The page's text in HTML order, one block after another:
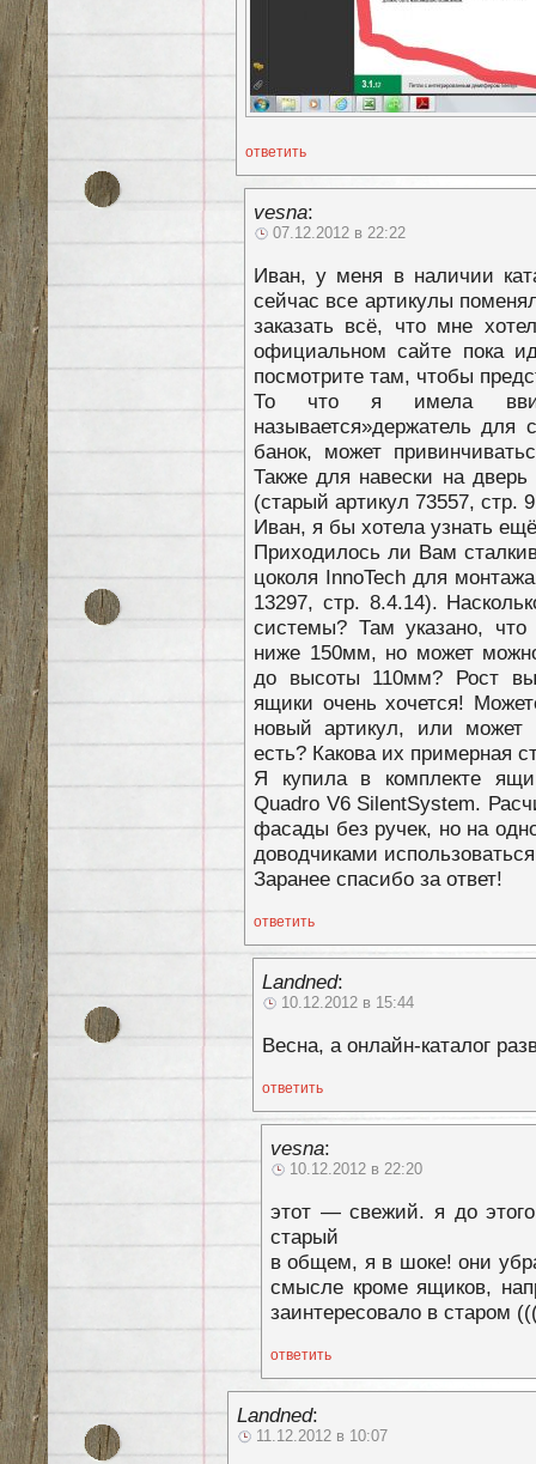
ответить
vesna:
07.12.2012 в 22:22
Иван, у меня в наличии
сейчас все артикулы
заказать всё, что мне
официальном сайте пока
посмотрите там, чтобы
То что я имела
называется»держатель
банок, может
Также для навески на
(старый артикул 73557, стр.
Иван, я бы хотела узнать
Приходилось ли Вам
цоколя InnoTech для
13297, стр. 8.4.14).
системы? Там указано,
ниже 150мм, но может
до высоты 110мм? Рост
ящики очень хочется!
новый артикул, или может
есть? Какова их примерная
Я купила в комплекте
Quadro V6 SilentSystem.
фасады без ручек, но на
доводчиками
Заранее спасибо за ответ!
ответить
Landned:
10.12.2012 в 15:44
Весна, а онлайн-каталог
ответить
vesna:
10.12.2012 в 22:20
этот — свежий. я до
старый
в общем, я в шоке! они
смысле кроме ящиков,
заинтересовало в старом
ответить
Landned:
11.12.2012 в 10:07